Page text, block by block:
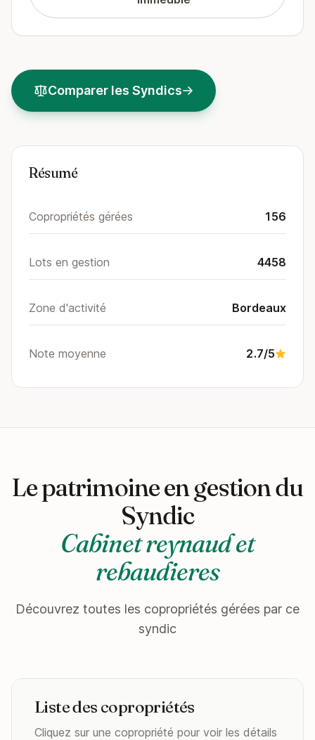
Comparer les Syndics
Résumé
Copropriétés gérées 156
Lots en gestion 4458
Zone d'activité Bordeaux
Note moyenne 2.7/5
Le patrimoine en gestion du
Syndic
Cabinet reynaud et
rebaudieres
Découvrez toutes les copropriétés gérées par ce
syndic
Liste des copropriétés
Cliquez sur une copropriété pour voir les détails